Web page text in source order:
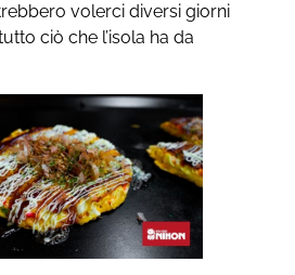
volerci diversi giorni
ciò che l’isola ha da